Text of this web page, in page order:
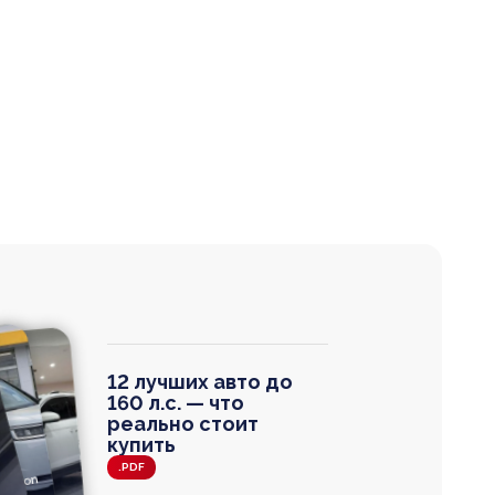
12 лучших авто до
160 л.с. — что
реально стоит
купить
.PDF